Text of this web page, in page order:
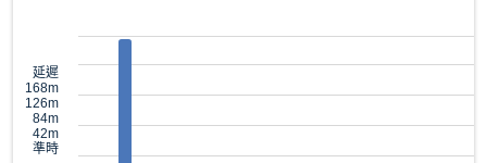
延遲
168m
126m
84m
42m
準時